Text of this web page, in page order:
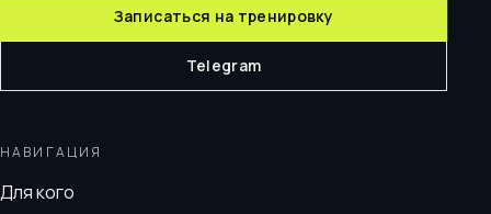
Записаться на тренировку
Telegram
НАВИГАЦИЯ
Для кого